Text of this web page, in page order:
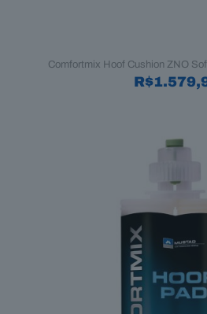
Comfortmix Hoof Cushion ZNO
R$